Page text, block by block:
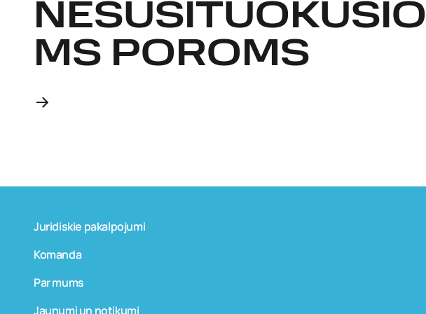
NESUSITUOKUSIO
MS POROMS
Juridiskie pakalpojumi
Komanda
Par mums
Jaunumi un notikumi